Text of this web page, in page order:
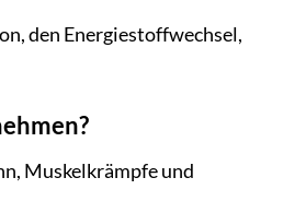
den Energiestoffwechsel,
Muskelkrämpfe und